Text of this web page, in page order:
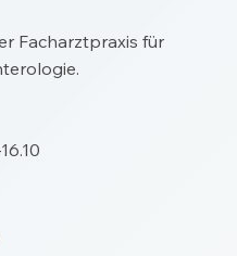
Facharztpraxis für